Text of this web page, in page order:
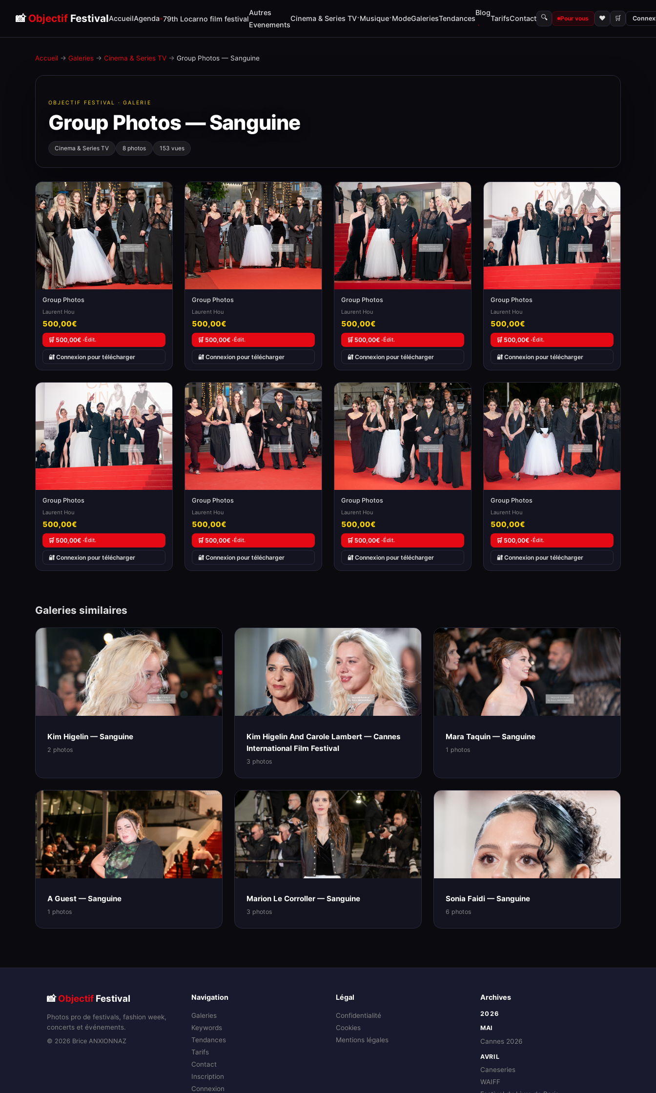
📸 Objectif FestivalAccueilAgenda 79th Locarno film festival
Autres
Evenements
Cinema & Series TV▾Musique▾ModeGaleriesTendances
Blog
TarifsContact 🔍 Pour vous ♥ 🛒
Accueil → Galeries → Cinema & Series TV → Group Photos — Sanguine
OBJECTIF FESTIVAL · GALERIE
Group Photos — Sanguine
Cinema & Series TV 8 photos 153 vues
Group Photos
Laurent Hou
500,00€
🛒 500,00€ ·Édit.
🔐 Connexion pour télécharger
Group Photos
Laurent Hou
500,00€
🛒 500,00€ ·Édit.
🔐 Connexion pour télécharger
Group Photos
Laurent Hou
500,00€
🛒 500,00€ ·Édit.
🔐 Connexion pour télécharger
Group Photos
Laurent Hou
500,00€
🛒 500,00€ ·Édit.
🔐 Connexion pour télécharger
Group Photos
Laurent Hou
500,00€
🛒 500,00€ ·Édit.
🔐 Connexion pour télécharger
Group Photos
Laurent Hou
500,00€
🛒 500,00€ ·Édit.
🔐 Connexion pour télécharger
Group Photos
Laurent Hou
500,00€
🛒 500,00€ ·Édit.
🔐 Connexion pour télécharger
Group Photos
Laurent Hou
500,00€
🛒 500,00€ ·Édit.
🔐 Connexion pour télécharger
Galeries similaires
Kim Higelin — Sanguine
2 photos
Kim Higelin And Carole Lambert — Cannes
International Film Festival
3 photos
Mara Taquin — Sanguine
1 photos
A Guest — Sanguine
1 photos
Marion Le Corroller — Sanguine
3 photos
Sonia Faidi — Sanguine
6 photos
📸Objectif Festival
Photos pro de festivals, fashion week,
concerts et événements.
© 2026 Brice ANXIONNAZ
Navigation
Galeries
Keywords
Tendances
Tarifs
Contact
Inscription
Connexion
Légal
Confidentialité
Cookies
Mentions légales
Archives
2026
MAI
Cannes 2026
AVRIL
Caneseries
WAIFF